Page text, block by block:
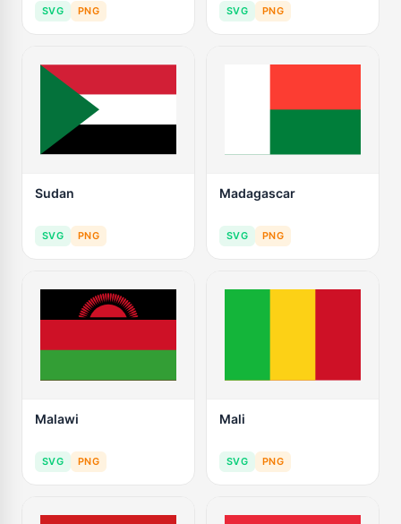
SVG PNG SVG PNG
Sudan
SVG PNG
Madagascar
SVG PNG
Malawi
SVG PNG
Mali
SVG PNG